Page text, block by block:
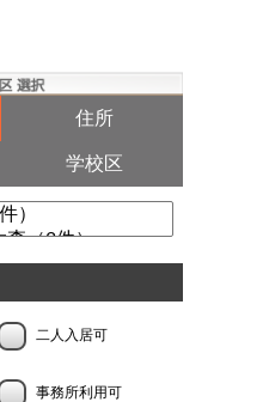
住所
学校区
二人入居可
事務所利用可